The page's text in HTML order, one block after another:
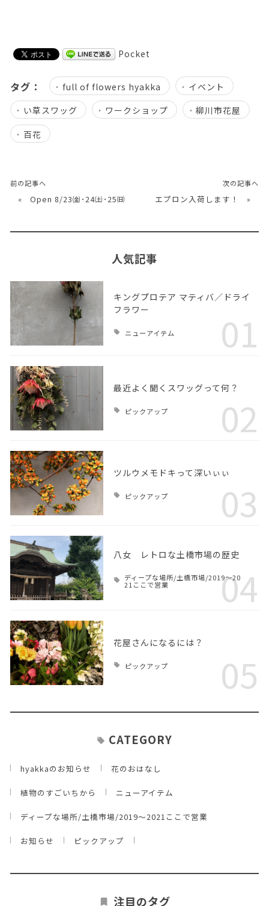
Pocket
タグ： full of flowers hyakka
イベント
い草スワッグ
ワークショップ
柳川市花屋
百花
前の記事へ
« Open 8/23㈮･24㈯･25㈰
次の記事へ
エプロン入荷します！ »
人気記事
キングプロテア マティバ／ドライ
フラワー
ニューアイテム 01
最近よく聞くスワッグって何？
ピックアップ 02
ツルウメモドキって深いぃぃ
ピックアップ 03
八女 レトロな土橋市場の歴史
ディープな場所/土橋市場/2019～20
21ここで営業 04
花屋さんになるには？
ピックアップ 05
CATEGORY
hyakkaのお知らせ 花のおはなし
植物のすごいちから ニューアイテム
ディープな場所/土橋市場/2019～2021ここで営業
お知らせ ピックアップ
注目のタグ